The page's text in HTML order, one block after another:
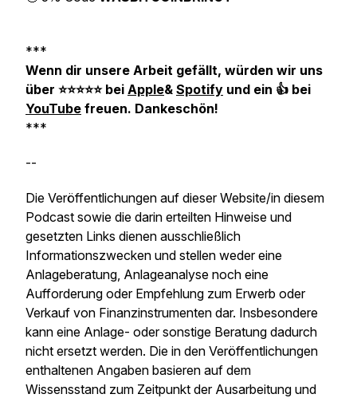
***
Wenn dir unsere Arbeit gefällt, würden wir uns
über ⭐️️️⭐️⭐️⭐️⭐️ bei Apple& Spotify und ein 👍 bei
YouTube freuen. Dankeschön!
***
--
Die Veröffentlichungen auf dieser Website/in diesem
Podcast sowie die darin erteilten Hinweise und
gesetzten Links dienen ausschließlich
Informationszwecken und stellen weder eine
Anlageberatung, Anlageanalyse noch eine
Aufforderung oder Empfehlung zum Erwerb oder
Verkauf von Finanzinstrumenten dar. Insbesondere
kann eine Anlage- oder sonstige Beratung dadurch
nicht ersetzt werden. Die in den Veröffentlichungen
enthaltenen Angaben basieren auf dem
Wissensstand zum Zeitpunkt der Ausarbeitung und